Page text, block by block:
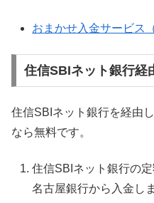
おまかせ入金サービス
住信SBIネット銀行経
住信SBIネット銀行を経由
なら無料です。
住信SBIネット銀行の
名古屋銀行から入金し